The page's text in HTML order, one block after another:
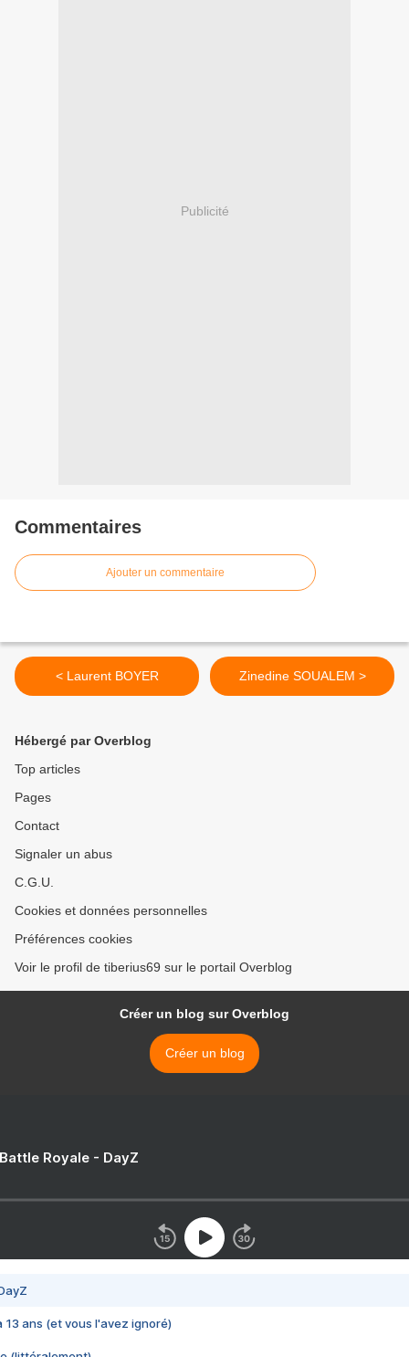
Publicité
Commentaires
Ajouter un commentaire
< Laurent BOYER Zinedine SOUALEM >
Hébergé par Overblog
Top articles
Pages
Contact
Signaler un abus
C.G.U.
Cookies et données personnelles
Préférences cookies
Voir le profil de tiberius69 sur le portail Overblog
Créer un blog sur Overblog
Créer un blog
Royale - DayZ
13 ans (et vous l'avez ignoré)